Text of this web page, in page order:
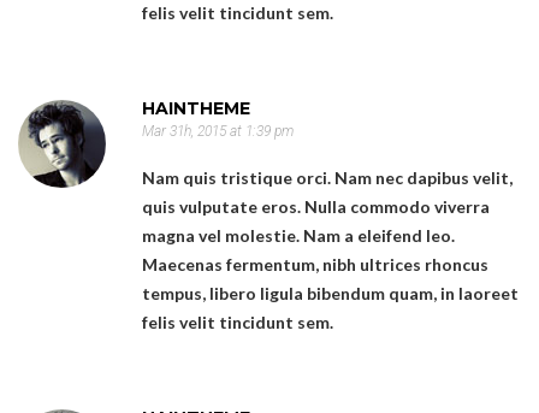
felis velit tincidunt sem.
HAINTHEME
Mar 31h, 2015 at 1:39 pm
Nam quis tristique orci. Nam nec dapibus velit,
quis vulputate eros. Nulla commodo viverra
magna vel molestie. Nam a eleifend leo.
Maecenas fermentum, nibh ultrices rhoncus
tempus, libero ligula bibendum quam, in laoreet
felis velit tincidunt sem.